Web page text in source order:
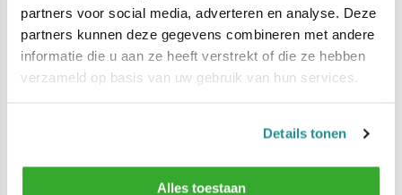
partners voor social media, adverteren en analyse. Deze
partners kunnen deze gegevens combineren met andere
informatie die u aan ze heeft verstrekt of die ze hebben
verzameld op basis van uw gebruik van hun services.
Details tonen
Alles toestaan